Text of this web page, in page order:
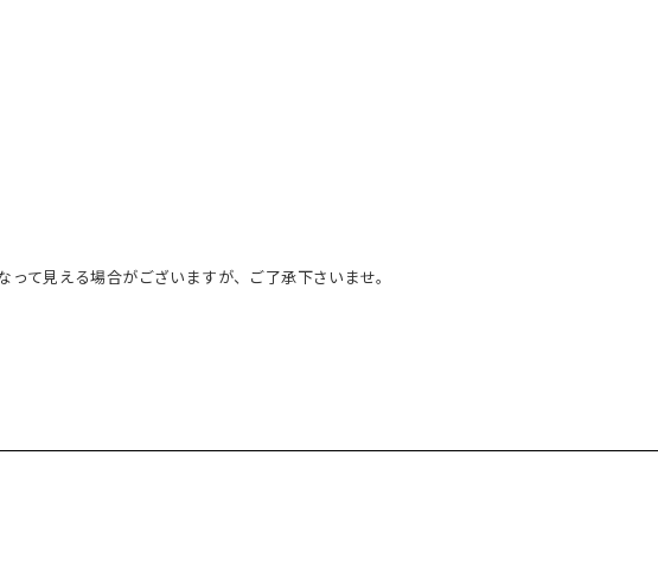
て見える場合がございますが、ご了承下さいませ。